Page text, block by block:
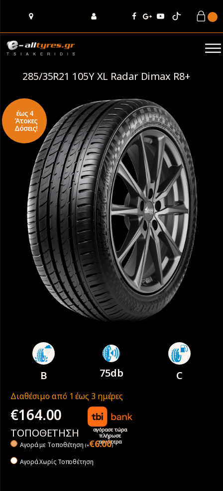
285/35R21 105Y XL Radar Dimax R8+
έως 4
Άτοκες
Δόσεις!
B 75db C
Διαθέσιμο από 1 έως 3 ημέρες
€164.00
αγόρασε τώρα
πλήρωσε
αργότερα
ΤΟΠΟΘΕΤΗΣΗ
Αγορά με Tοποθέτηση (+€6.00)
Αγορά Χωρίς Τοποθέτηση